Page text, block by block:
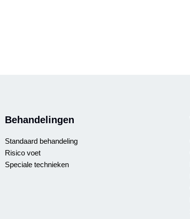
Behandelingen
Standaard behandeling
Risico voet
Speciale technieken